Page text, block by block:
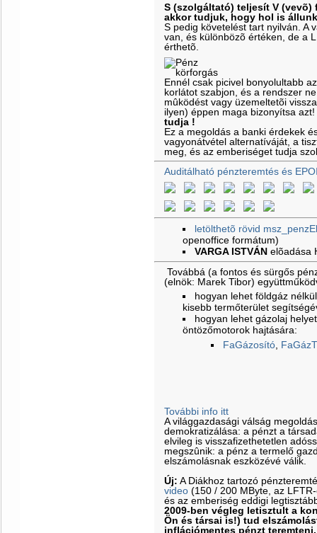
S (szolgáltató) teljesít V (vevõ)
akkor tudjuk, hogy hol is állunk
S pedig követelést tart nyilván. A
van, és különbözõ értéken, de a
érthetõ.
Ennél csak picivel bonyolultabb
korlátot szabjon, és a rendszer
mûködést vagy üzemeltetõi
ilyen) éppen maga bizonyítsa azt!
tudja !
Ez a megoldás a banki érdekek
vagyonátvétel alternatíváját, a
meg, és az emberiséget tudja
Auditálható pénzteremtés és
letölthetõ rövid
openoffice formátum)
VARGA ISTVÁN elõadása
Továbbá (a fontos és sürgős
(elnök: Marek Tibor)
hogyan lehet földgáz
kisebb termőterület
hogyan lehet gázolaj
öntözőmotorok hajtására:
FaGázosító
További info itt
A világgazdasági válság
demokratizálása: a pénzt a
elvileg is visszafizethetetlen
megszûnik: a pénz a termelő
elszámolásnak eszközévé válik.
Új: A Diákhoz tartozó
video (150 / 200 MByte, az
és az emberiség eddigi
2009-ben végleg letisztult a
Ön és társai is!) tud
inflációmentes pénzt teremteni.